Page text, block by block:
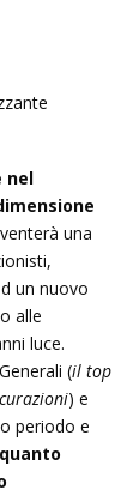
nel
una
un nuovo
alle
luce.
(il top
) e
periodo e